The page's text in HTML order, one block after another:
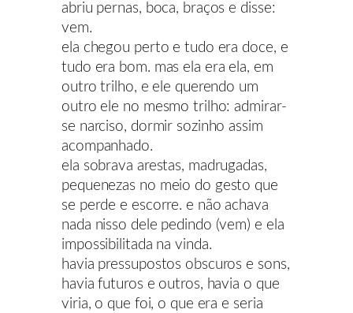
abriu pernas, boca, braços e disse:
vem.
ela chegou perto e tudo era doce, e
tudo era bom. mas ela era ela, em
outro trilho, e ele querendo um
outro ele no mesmo trilho: admirar-
se narciso, dormir sozinho assim
acompanhado.
ela sobrava arestas, madrugadas,
pequenezas no meio do gesto que
se perde e escorre. e não achava
nada nisso dele pedindo (vem) e ela
impossibilitada na vinda.
havia pressupostos obscuros e sons,
havia futuros e outros, havia o que
viria, o que foi, o que era e seria